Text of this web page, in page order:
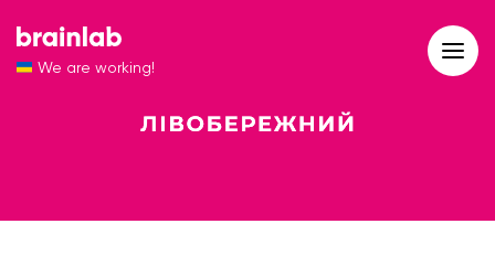
We are working!